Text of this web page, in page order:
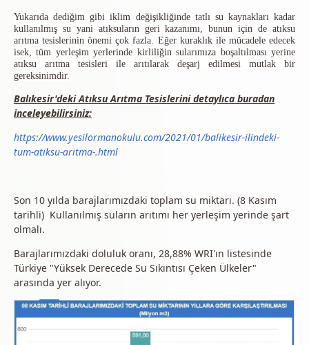
Yukarıda dediğim gibi iklim değişikliğinde tatlı su kaynakları kadar
kullanılmış su yani atıksuların geri kazanımı, bunun için de atıksu
arıtma tesislerinin önemi çok fazla. Eğer kuraklık ile mücadele edecek
isek, tüm yerleşim yerlerinde kirliliğin sularımıza boşaltılması yerine
atıksu arıtma tesisleri ile arıtılarak deşarj edilmesi mutlak bir
gereksinimdir.
Balıkesir'deki Atıksu Arıtma Tesislerini detaylıca buradan
inceleyebilirsiniz:
https://www.yesilormanokulu.com/2021/01/balikesir-ilindeki-
tum-atiksu-aritma-.html
Son 10 yılda barajlarımızdaki toplam su miktarı. (8 Kasım
tarihli) Kullanılmış suların arıtımı her yerleşim yerinde şart
olmalı.
Barajlarımızdaki doluluk oranı, 28,88% WRI'ın listesinde
Türkiye "Yüksek Derecede Su Sıkıntısı Çeken Ülkeler"
arasında yer alıyor.